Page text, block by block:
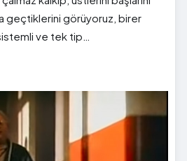
geçtiklerini görüyoruz, birer
ve tek tip…